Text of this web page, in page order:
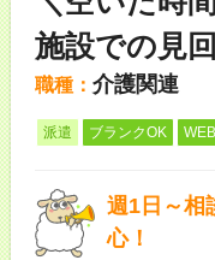
施設での見
職種： 介護関連
派遣 ブランクOK
週1日～相
心！